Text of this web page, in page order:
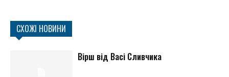
СХОЖІ НОВИНИ
Вірш від Васі Сливчика